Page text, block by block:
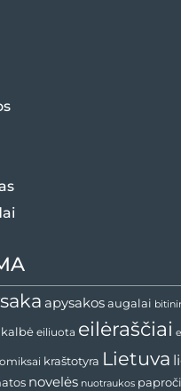
apysakos augalai
eiliuota eilėraščiai
kraštotyra Lietuva
novelės nuotraukos